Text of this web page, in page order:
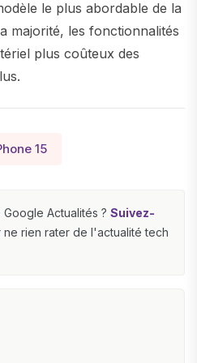
le plus abordable de la
majorité, les fonctionnalités
plus coûteux des
15
Actualités ? Suivez-
ne rien rater de l'actualité tech